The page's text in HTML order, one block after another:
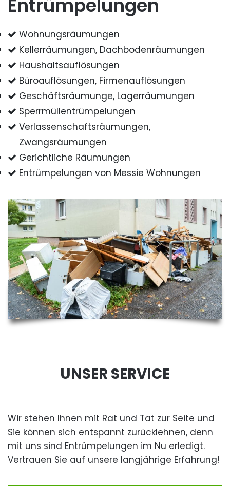
Entrümpelungen
Wohnungsräumungen
Kellerräumungen, Dachbodenräumungen
Haushaltsauflösungen
Büroauflösungen, Firmenauflösungen
Geschäftsräumunge, Lagerräumungen
Sperrmüllentrümpelungen
Verlassenschaftsräumungen,
Zwangsräumungen
Gerichtliche Räumungen
Entrümpelungen von Messie Wohnungen
UNSER SERVICE
Wir stehen Ihnen mit Rat und Tat zur Seite und
Sie können sich entspannt zurücklehnen, denn
mit uns sind Entrümpelungen im Nu erledigt.
Vertrauen Sie auf unsere langjährige Erfahrung!